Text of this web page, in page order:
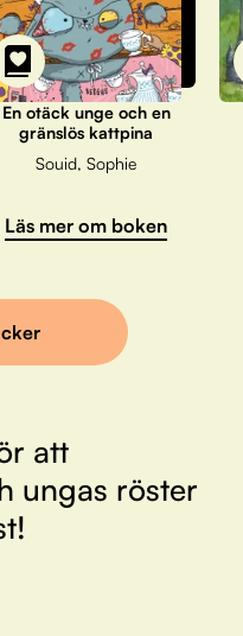
En otäck unge och en
gränslös kattpina
Souid, Sophie
Läs mer om boken
att
ungas röster